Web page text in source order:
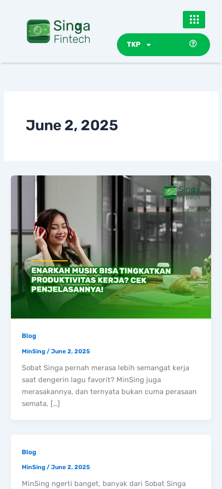
TKP
June 2, 2025
Blog
MinSing /June 2, 2025
Sobat Singa pernah merasa lebih semangat kerja
saat dengerin lagu favorit? MinSing juga
merasakannya, dan ternyata bukan cuma perasaan
semata, […]
Blog
MinSing/June 2, 2025
MinSing ngerti banget, banyak dari Sobat Singa